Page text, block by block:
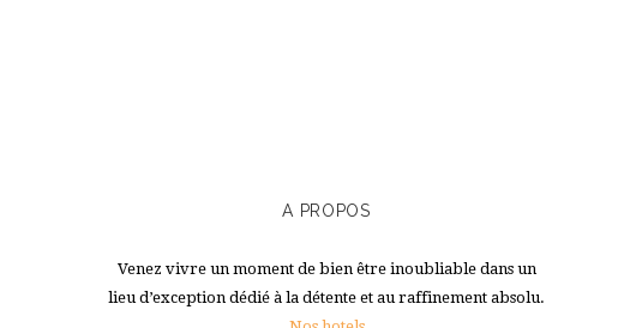
A PROPOS
Venez vivre un moment de bien être inoubliable dans un
lieu d’exception dédié à la détente et au raffinement absolu.